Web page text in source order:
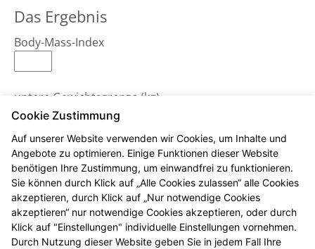
Das Ergebnis
Body-Mass-Index
untere Gewichtsgrenze (kg)
obere Gewichtsgrenze (kg)
Bemerkungen
Cookie Zustimmung
Auf unserer Website verwenden wir Cookies, um Inhalte und
Angebote zu optimieren. Einige Funktionen dieser Website
benötigen Ihre Zustimmung, um einwandfrei zu funktionieren.
Sie können durch Klick auf „Alle Cookies zulassen“ alle Cookies
akzeptieren, durch Klick auf „Nur notwendige Cookies
akzeptieren“ nur notwendige Cookies akzeptieren, oder durch
Klick auf "Einstellungen" individuelle Einstellungen vornehmen.
Durch Nutzung dieser Website geben Sie in jedem Fall Ihre